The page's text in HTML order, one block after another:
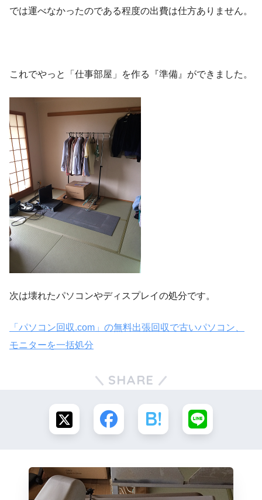
では運べなかったのである程度の出費は仕方ありません。
これでやっと「仕事部屋」を作る『準備』ができました。
次は壊れたパソコンやディスプレイの処分です。
「パソコン回収.com」の無料出張回収で古いパソコン、
モニターを一括処分
SHARE